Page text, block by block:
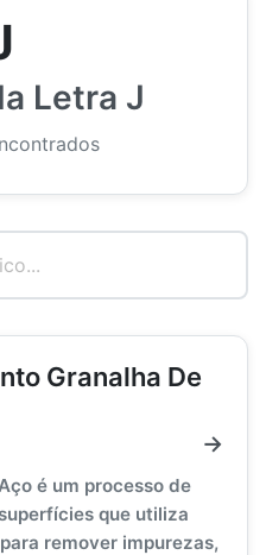
Letra J
Granalha De
→
é um processo de
que utiliza
remover impurezas,